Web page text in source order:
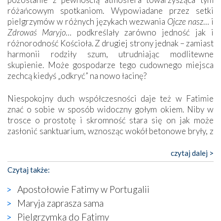
różańcowym spotkaniom. Wypowiadane przez setki
pielgrzymów w różnych językach wezwania Ojcze nasz… i
Zdrowaś Maryjo… podkreślały zarówno jedność jak i
różnorodność Kościoła. Z drugiej strony jednak – zamiast
harmonii rodziły szum, utrudniając modlitewne
skupienie. Może gospodarze tego cudownego miejsca
zechcą kiedyś „odkryć” na nowo łacinę?
Niespokojny duch współczesności daje też w Fatimie
znać o sobie w sposób widoczny gołym okiem. Niby w
trosce o prostotę i skromność stara się on jak może
zasłonić sanktuarium, wznosząc wokół betonowe bryły, z
katolickiego kultu. Tylko co wspólnego z żywą,
autentyczną wiarą mogą mieć płaskie, szare bunkry albo
kaplice, w których Tabernakulum przypomina bardziej
skrzynkę na narzędzia? Albo co powiedzieć o ustawionym
tuż przy nowej bazylice wielkim krzyżu, na którym
zamiast Chrystusa umieszczono dziwaczną postać jakby
wyjętą ze starożytnych hieroglifów? W kulturowym
czytaj dalej >
Czytaj także:
Apostołowie Fatimy w Portugalii
Maryja zaprasza sama
Pielgrzymka do Fatimy